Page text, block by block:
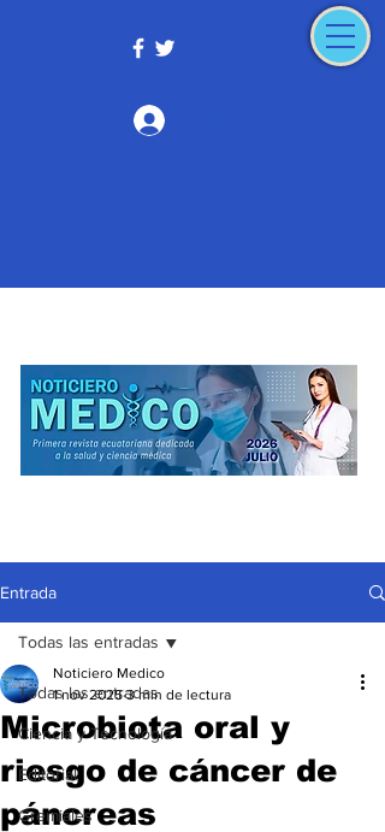
Entrada
Todas las entradas
Ciencia y Tecnología
Editorial
Gremiales
Todas las entradas
Microbiota oral y
riesgo de cáncer de
páncreas
Noticiero Medico
1 nov 2025 3 min de lectura